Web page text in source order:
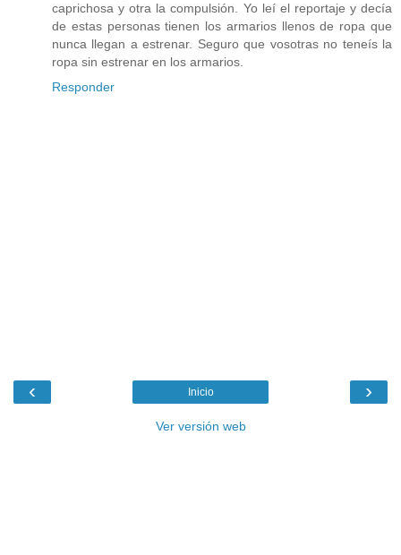
caprichosa y otra la compulsión. Yo leí el reportaje y decía
de estas personas tienen los armarios llenos de ropa que
nunca llegan a estrenar. Seguro que vosotras no teneís la
ropa sin estrenar en los armarios.
Responder
‹ ›
Inicio
Ver versión web